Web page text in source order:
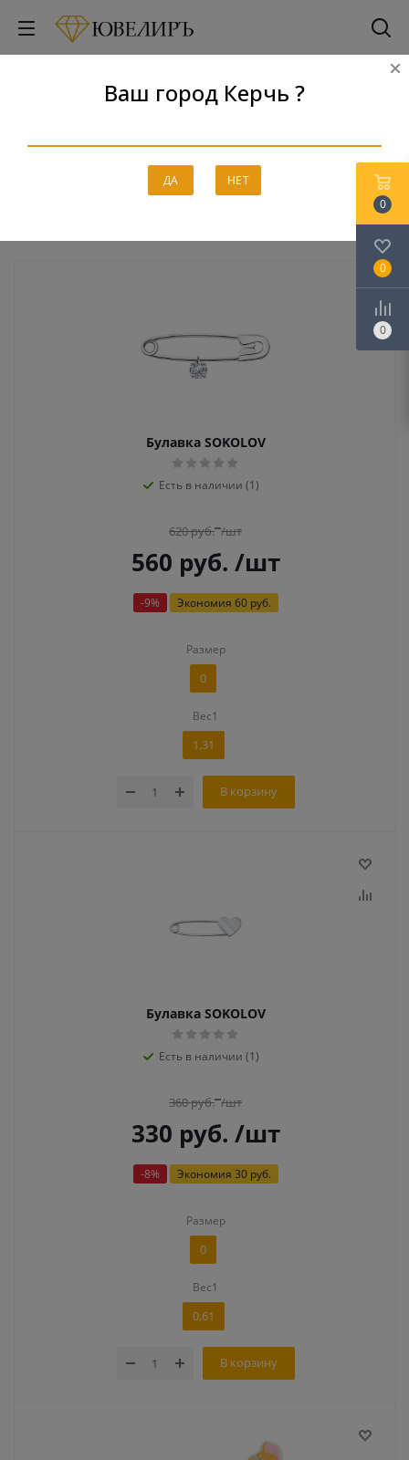
Ваш город Керчь ?
ДА НЕТ
Булавки
Главная - Каталог - Серебро - Булавки
Булавка SOKOLOV
Есть в наличии (1)
620руб. /шт
560 руб. /шт
-9% Экономия 60 руб.
Размер
0
Вес1
1,31
В корзину
Булавка SOKOLOV
Есть в наличии (1)
360руб. /шт
330 руб. /шт
-8% Экономия 30 руб.
Размер
0
Вес1
0,61
В корзину
0
0
0